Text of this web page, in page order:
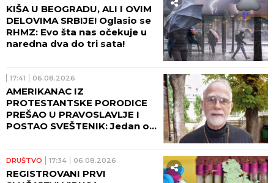
KIŠA U BEOGRADU, ALI I OVIM
DELOVIMA SRBIJE! Oglasio se
RHMZ: Evo šta nas očekuje u
naredna dva do tri sata!
17:41 06.08.2026
AMERIKANAC IZ
PROTESTANTSKE PORODICE
PREŠAO U PRAVOSLAVLJE I
POSTAO SVEŠTENIK: Jedan od
putu preobraćenja
DRUŠTVO 17:34 06.08.2026
REGISTROVANI PRVI